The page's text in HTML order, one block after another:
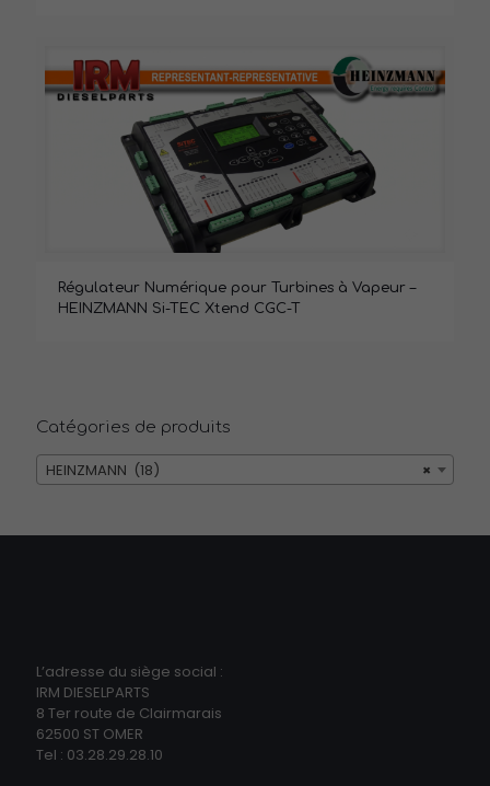
Régulateur Numérique pour Turbines à Vapeur –
HEINZMANN Si-TEC Xtend CGC-T
Catégories de produits
×
HEINZMANN (18)
L’adresse du siège social :
IRM DIESELPARTS
8 Ter route de Clairmarais
62500 ST OMER
Tel : 03.28.29.28.10